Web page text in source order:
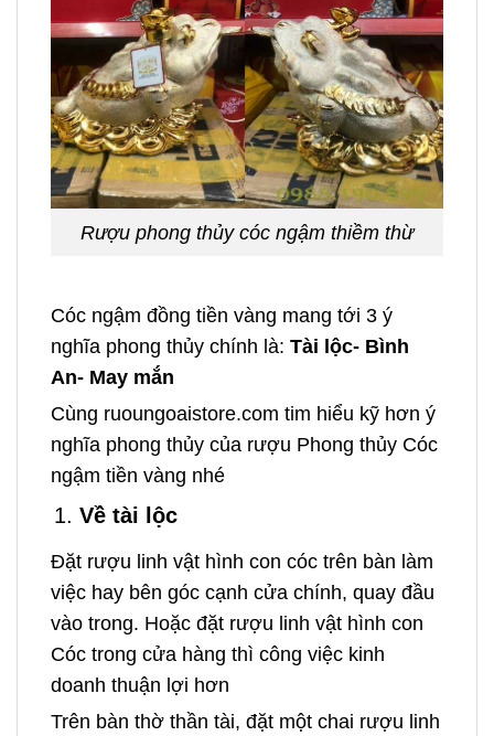
Rượu phong thủy cóc ngậm thiềm thừ
Cóc ngậm đồng tiền vàng mang tới 3 ý
nghĩa phong thủy chính là: Tài lộc- Bình
An- May mắn
Cùng ruoungoaistore.com tim hiểu kỹ hơn ý
nghĩa phong thủy của rượu Phong thủy Cóc
ngậm tiền vàng nhé
Về tài lộc
Đặt rượu linh vật hình con cóc trên bàn làm
việc hay bên góc cạnh cửa chính, quay đầu
vào trong. Hoặc đặt rượu linh vật hình con
Cóc trong cửa hàng thì công việc kinh
doanh thuận lợi hơn
Trên bàn thờ thần tài, đặt một chai rượu linh